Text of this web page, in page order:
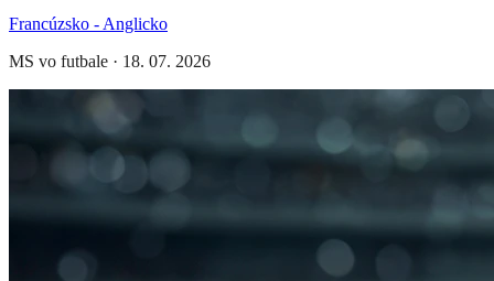
Francúzsko - Anglicko
MS vo futbale · 18. 07. 2026